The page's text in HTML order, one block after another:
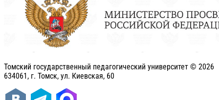
Томский государственный педагогический университет © 2026
634061, г. Томск, ул. Киевская, 60